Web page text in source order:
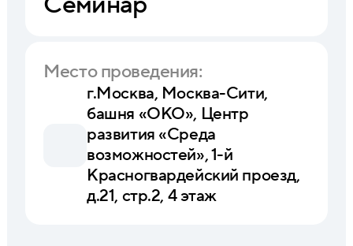
Место проведения:
г.Москва, Москва-Сити,
башня «ОКО», Центр
развития «Среда
возможностей», 1-й
Красногвардейский проезд,
д.21, стр.2, 4 этаж